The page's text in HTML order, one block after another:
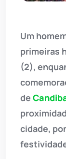
Um
primeiras
(2),
de
cidade,